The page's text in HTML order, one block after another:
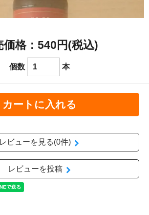
540円(税込)
個数 本
カートに入れる
レビューを見る(0件)
レビューを投稿